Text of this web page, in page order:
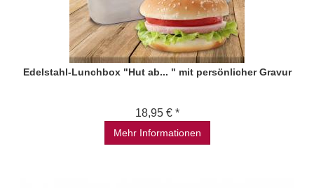
Edelstahl-Lunchbox "Hut ab... " mit persönlicher Gravur
18,95 € *
Mehr Informationen